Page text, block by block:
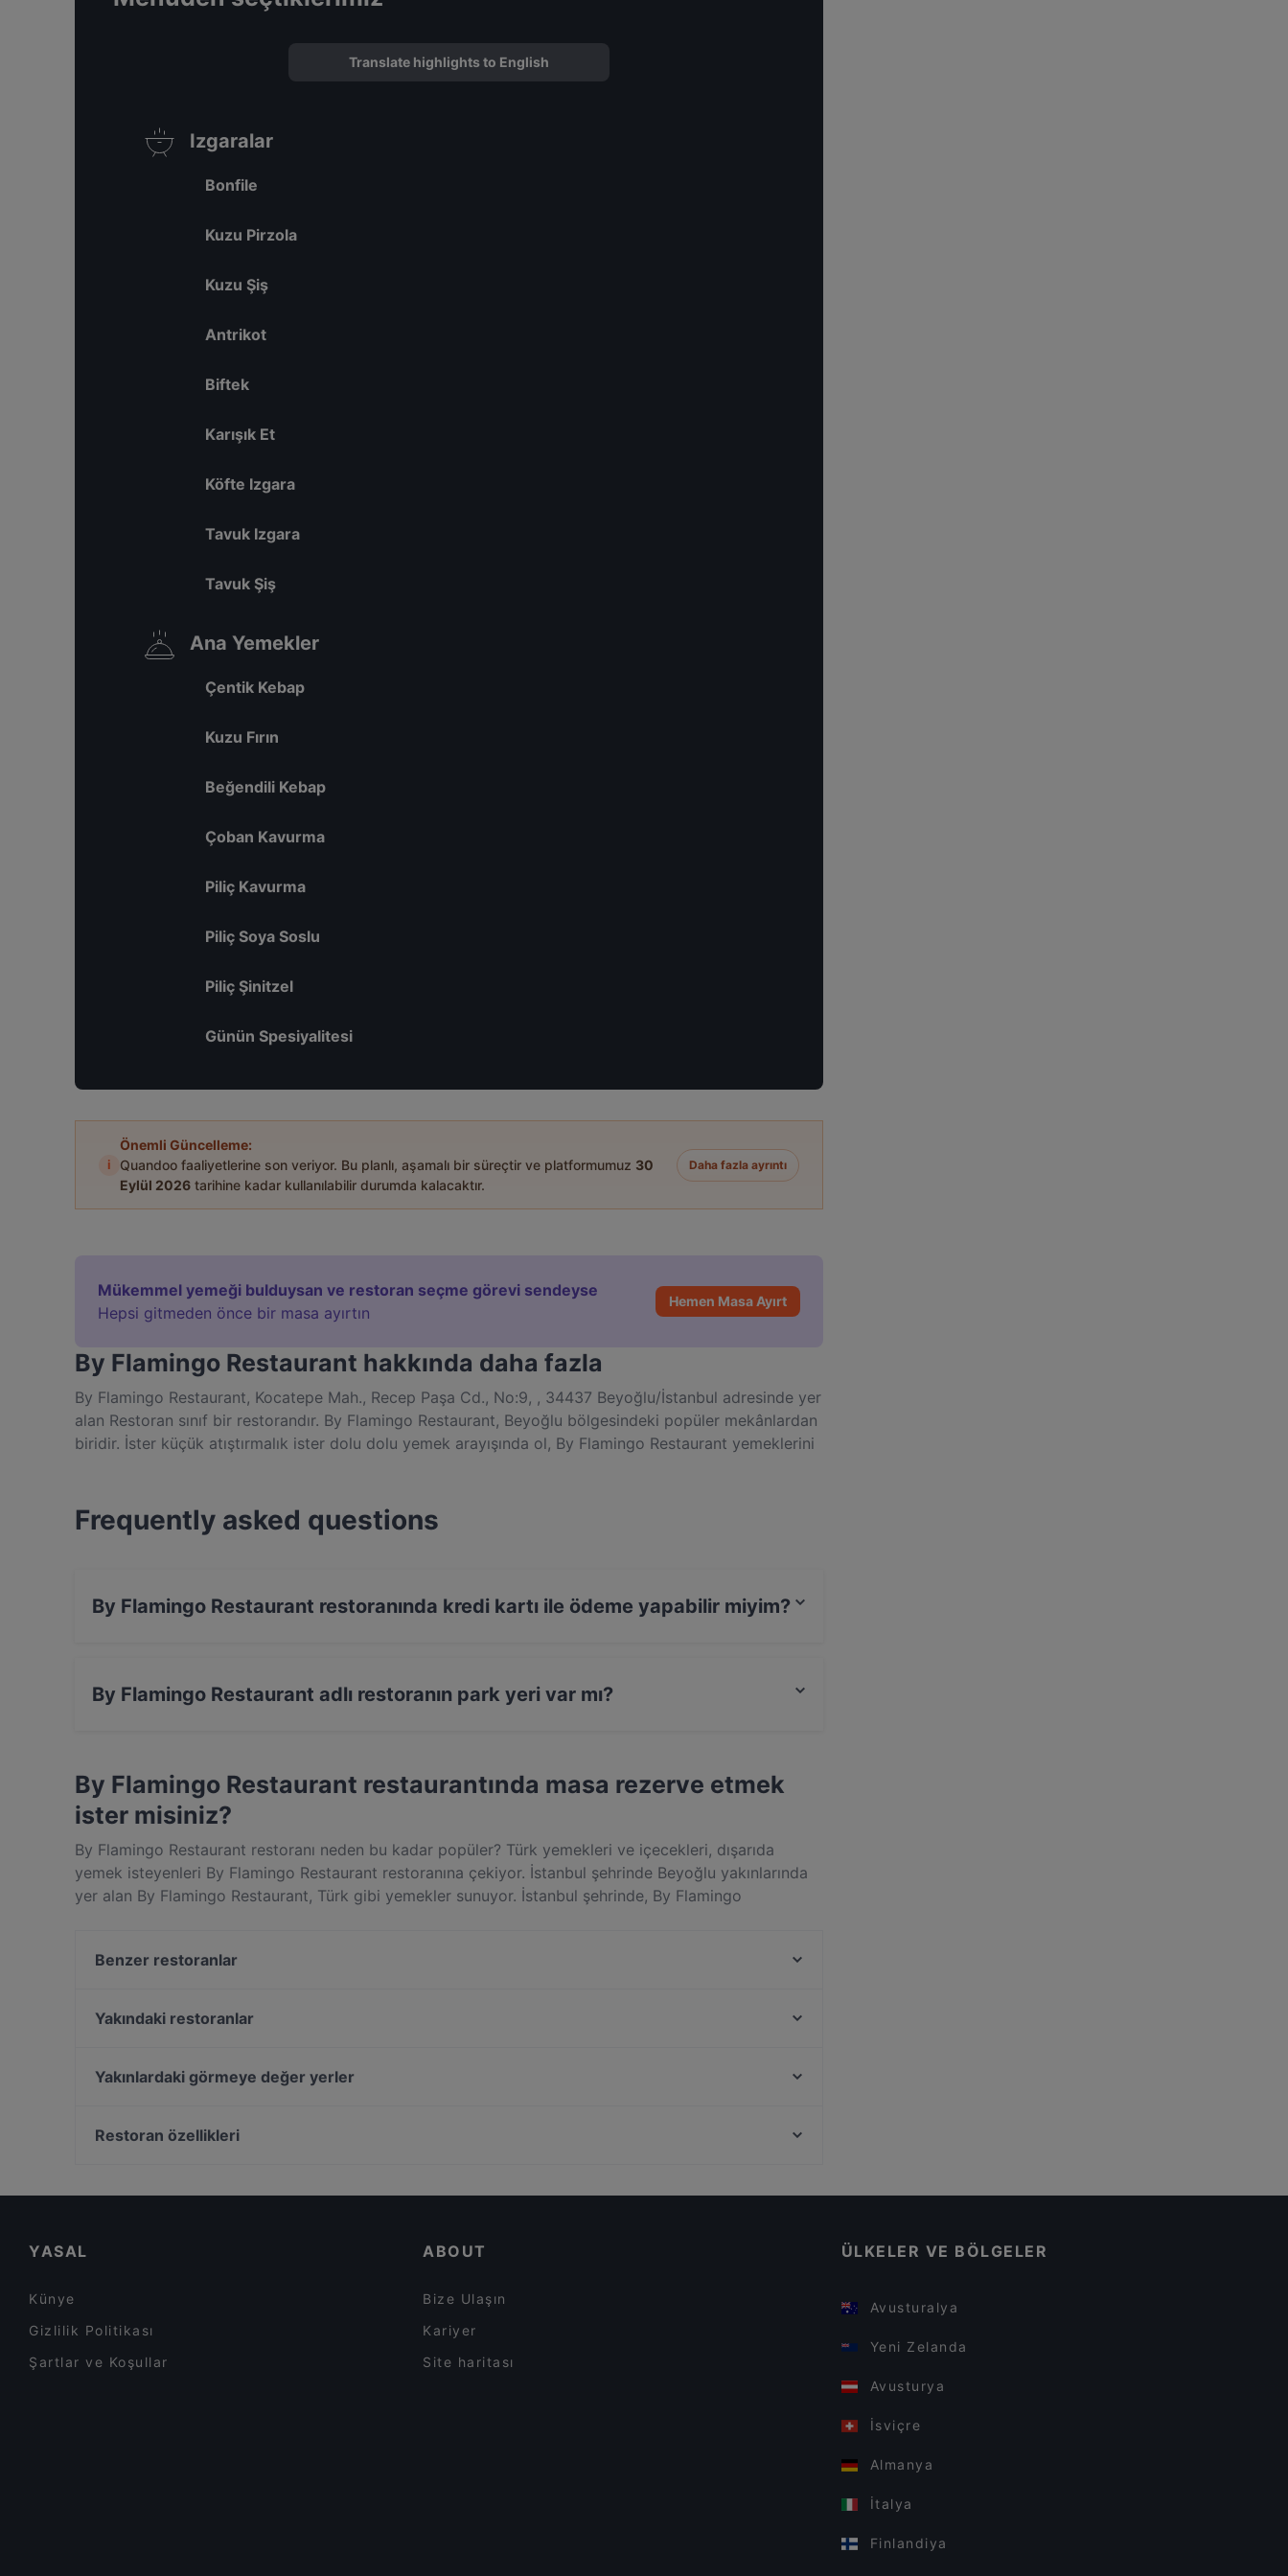
Translate highlights to English
Izgaralar
Bonfile
Kuzu Pirzola
Kuzu Şiş
Antrikot
Biftek
Karışık Et
Köfte Izgara
Tavuk Izgara
Tavuk Şiş
Ana Yemekler
Çentik Kebap
Kuzu Fırın
Beğendili Kebap
Çoban Kavurma
Piliç Kavurma
Piliç Soya Soslu
Piliç Şinitzel
Günün Spesiyalitesi
i
Önemli Güncelleme:
Quandoo faaliyetlerine son veriyor. Bu planlı, aşamalı bir süreçtir ve platformumuz 30
Eylül 2026 tarihine kadar kullanılabilir durumda kalacaktır.
Daha fazla ayrıntı
Mükemmel yemeği bulduysan ve restoran seçme görevi sendeyse
Hepsi gitmeden önce bir masa ayırtın
Hemen Masa Ayırt
By Flamingo Restaurant hakkında daha fazla
By Flamingo Restaurant, Kocatepe Mah., Recep Paşa Cd., No:9, , 34437 Beyoğlu/İstanbul adresinde yer
alan Restoran sınıf bir restorandır. By Flamingo Restaurant, Beyoğlu bölgesindeki popüler mekânlardan
biridir. İster küçük atıştırmalık ister dolu dolu yemek arayışında ol, By Flamingo Restaurant yemeklerini
Frequently asked questions
By Flamingo Restaurant restoranında kredi kartı ile ödeme yapabilir miyim?
By Flamingo Restaurant adlı restoranın park yeri var mı?
By Flamingo Restaurant restaurantında masa rezerve etmek
ister misiniz?
By Flamingo Restaurant restoranı neden bu kadar popüler? Türk yemekleri ve içecekleri, dışarıda
yemek isteyenleri By Flamingo Restaurant restoranına çekiyor. İstanbul şehrinde Beyoğlu yakınlarında
yer alan By Flamingo Restaurant, Türk gibi yemekler sunuyor. İstanbul şehrinde, By Flamingo
Benzer restoranlar
Faros Restaurant Taksim
Maide Ocakbaşı
Yakındaki restoranlar
Kaktüs Cihangir
Yakınlardaki görmeye değer yerler
Yeni Cami, İstanbul
Restoran özellikleri
YASAL
Künye
Gizlilik Politikası
Şartlar ve Koşullar
ABOUT
Bize Ulaşın
Kariyer
Site haritası
ÜLKELER VE BÖLGELER
Avusturalya
Yeni Zelanda
Avusturya
İsviçre
Almanya
İtalya
Finlandiya